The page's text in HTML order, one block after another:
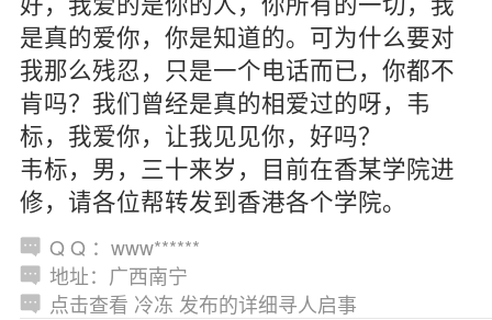
是真的爱你，你是知道的。可为什么要对
我那么残忍，只是一个电话而已，你都不
肯吗？我们曾经是真的相爱过的呀，韦
标，我爱你，让我见见你，好吗？
韦标，男，三十来岁，目前在香某学院进
修，请各位帮转发到香港各个学院。
Q Q ：www******
地址：广西南宁
点击查看 冷冻 发布的详细寻人启事